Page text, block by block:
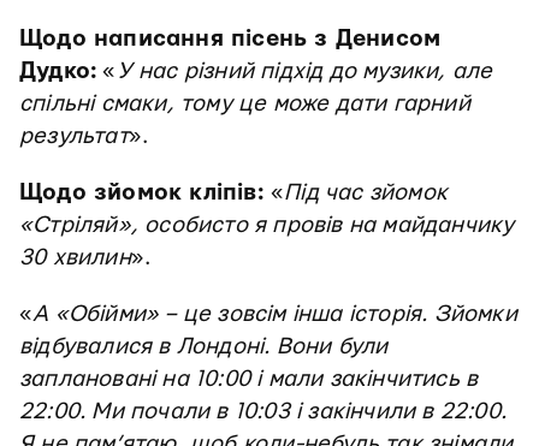
Щодо написання пісень з Денисом
Дудко: « У нас різний підхід до музики, але
спільні смаки, тому це може дати гарний
результат».
Щодо зйомок кліпів: «Під час зйомок
«Стріляй», особисто я провів на майданчику
30 хвилин».
«А «Обійми» – це зовсім інша історія. Зйомки
відбувалися в Лондоні. Вони були
заплановані на 10:00 і мали закінчитись в
22:00. Ми почали в 10:03 і закінчили в 22:00.